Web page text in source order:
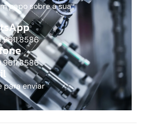
papo sobre a sua
para enviar